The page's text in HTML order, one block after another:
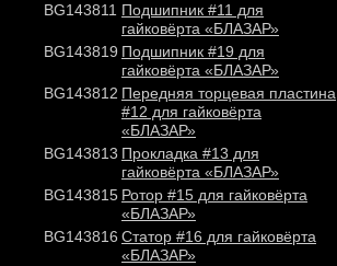
BG143811 Подшипник #11 для
гайковёрта «БЛАЗАР»
BG143819 Подшипник #19 для
гайковёрта «БЛАЗАР»
BG143812 Передняя торцевая пластина
#12 для гайковёрта
«БЛАЗАР»
BG143813 Прокладка #13 для
гайковёрта «БЛАЗАР»
BG143815 Ротор #15 для гайковёрта
«БЛАЗАР»
BG143816 Статор #16 для гайковёрта
«БЛАЗАР»